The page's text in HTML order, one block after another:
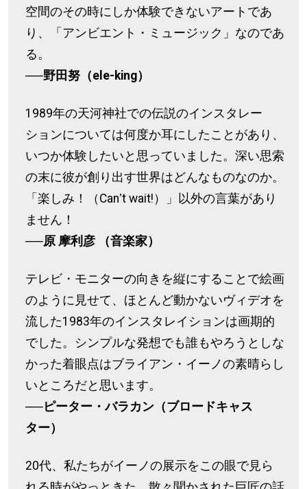
空間のその時にしか体験できないアートであ
り、「アンビエント・ミュージック」なのであ
る。
──野田努（ele-king）
1989年の天河神社での伝説のインスタレー
ションについては何度か耳にしたことがあり、
いつか体験したいと思っていました。深い思索
の末に彼が創り出す世界はどんなものなのか。
「楽しみ！（Canʼt wait!）」以外の言葉があり
ません！
──原 摩利彦 （音楽家）
テレビ・モニターの向きを縦にすることで絵画
のように見せて、ほとんど動かないヴィデオを
流した1983年のインスタレイションは画期的
でした。シンプルな発想でも誰もやろうとしな
かった着眼点はブライアン・イーノの素晴らし
いところだと思います。
──ピーター・バラカン（ブロードキャス
ター）
20代、私たちがイーノの展示をこの眼で見ら